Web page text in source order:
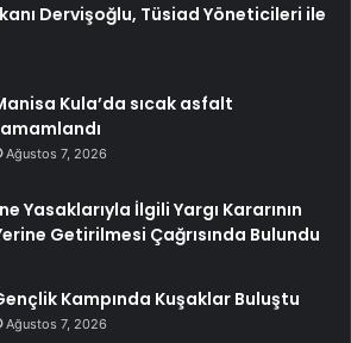
Dervişoğlu, Tüsiad Yöneticileri ile
Kula’da sıcak asfalt
Ağustos 7, 2026
Yasaklarıyla İlgili Yargı Kararının
Getirilmesi Çağrısında Bulundu
Kampında Kuşaklar Buluştu
Ağustos 7, 2026